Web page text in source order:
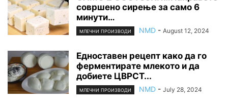
совршено сирење за само 6
минути…
МЛЕЧНИ ПРОИЗВОДИ NMD - August 12, 2024
Едноставен рецепт како да го
ферментирате млекото и да
добиете ЦВРСТ...
МЛЕЧНИ ПРОИЗВОДИ NMD - July 28, 2024